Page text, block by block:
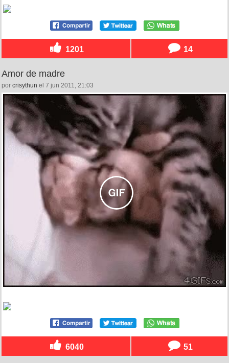
1201 14
Amor de madre
por crisythun el 7 jun 2011, 21:03
6040 51